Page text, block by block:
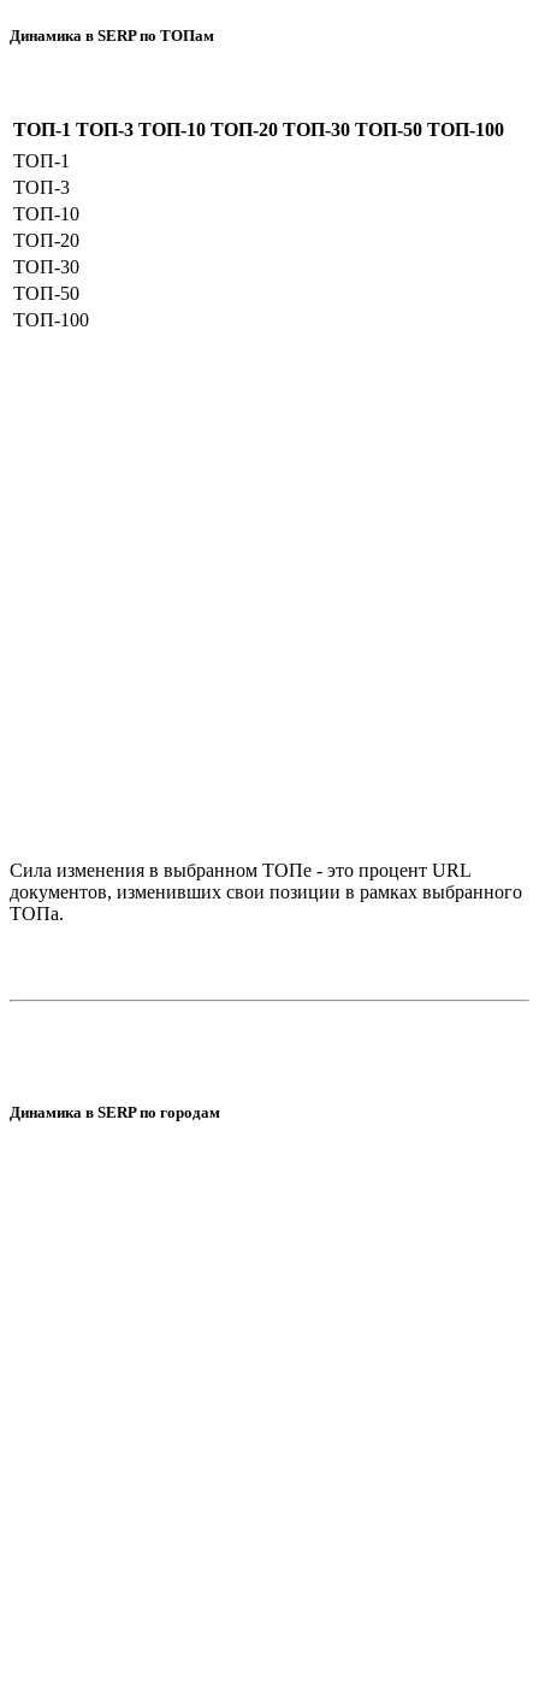
Динамика в SERP по ТОПам
ТОП-1 ТОП-3 ТОП-10 ТОП-20 ТОП-30 ТОП-50 ТОП-100
ТОП-1
ТОП-3
ТОП-10
ТОП-20
ТОП-30
ТОП-50
ТОП-100
Сила изменения в выбранном ТОПе - это процент URL
документов, изменивших свои позиции в рамках выбранного
ТОПа.
Динамика в SERP по городам